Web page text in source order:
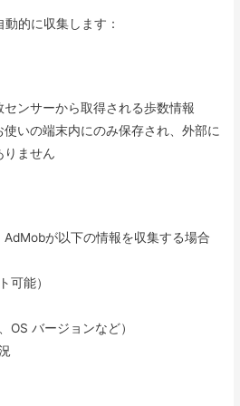
的に収集します：
ンサーから取得される歩数情報
いの端末内にのみ保存され、外部に
りません
AdMobが以下の情報を収集する場合
可能）
OS バージョンなど）